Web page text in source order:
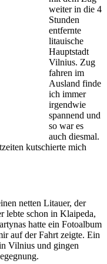
weiter in die 4
Stunden
entfernte
litauische
Hauptstadt
Vilnius. Zug
fahren im
Ausland finde
ich immer
irgendwie
spannend und
so war es
auch diesmal.
kutschierte mich
netten Litauer, der
lebte schon in Klaipeda,
hatte ein Fotoalbum
auf der Fahrt zeigte. Ein
Vilnius und gingen